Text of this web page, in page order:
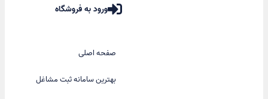
ورود به فروشگاه
صفحه اصلی
بهترین سامانه ثبت مشاغل